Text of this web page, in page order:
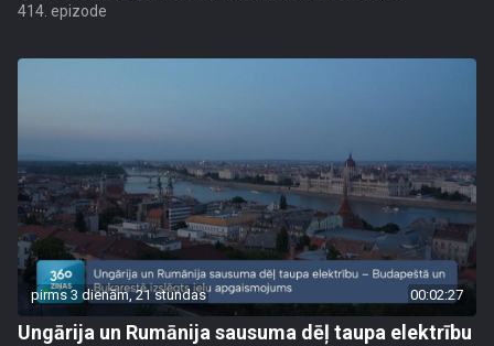
414. epizode
pirms 3 dienām, 21 stundas 00:02:27
Ungārija un Rumānija sausuma dēļ taupa elektrību